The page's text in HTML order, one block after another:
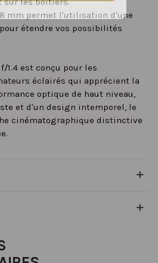
mm permet l'utilisation d'une
étendre vos possibilités
1.4 est conçu pour les
éclairés qui apprécient la
optique de haut niveau,
et d'un design intemporel, le
cinématographique distinctive